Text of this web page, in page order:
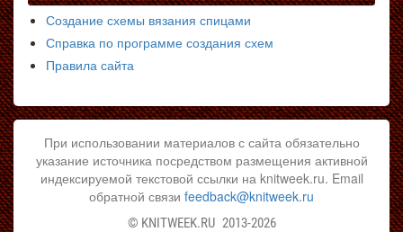
Создание схемы вязания спицами
Справка по программе создания схем
Правила сайта
При использовании материалов с сайта обязательно
указание источника посредством размещения активной
индексируемой текстовой ссылки на knitweek.ru. Email
обратной связи feedback@knitweek.ru
© KNITWEEK.RU 2013-2026